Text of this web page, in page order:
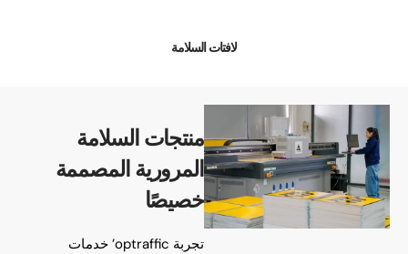
لافتات السلامة
منتجات السلامة
المرورية المصممة
خصيصًا
تجربة optraffic’ خدمات